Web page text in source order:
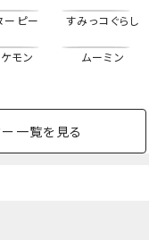
対象外となります。
後のキャンセル、数量
す。
う、十分にご注意くださ
前後する場合がござい
よりご注文時のメール
ーピー すみっコぐらし
モン ムーミン
ー一覧を見る